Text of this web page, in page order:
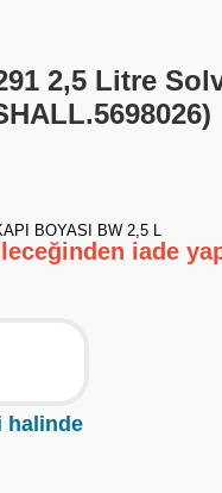
2,5 Litre
BOYASI BW 2,5 L
iade
halinde